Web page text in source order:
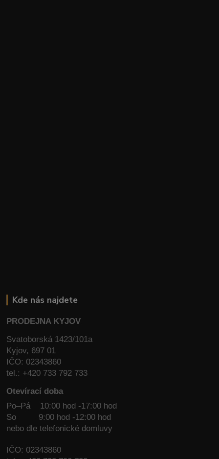
Kde nás najdete
PRODEJNA KYJOV
Svatoborská 1423/101a
Kyjov, 697 01
IČO: 02343860
tel.: +420 733 792 733
Otevírací doba
Po–Pá 10:00 hod -17:00 hod
So
9:00 hod -12:00 hod
nebo dle telefonické domluvy
IČO: 02343860